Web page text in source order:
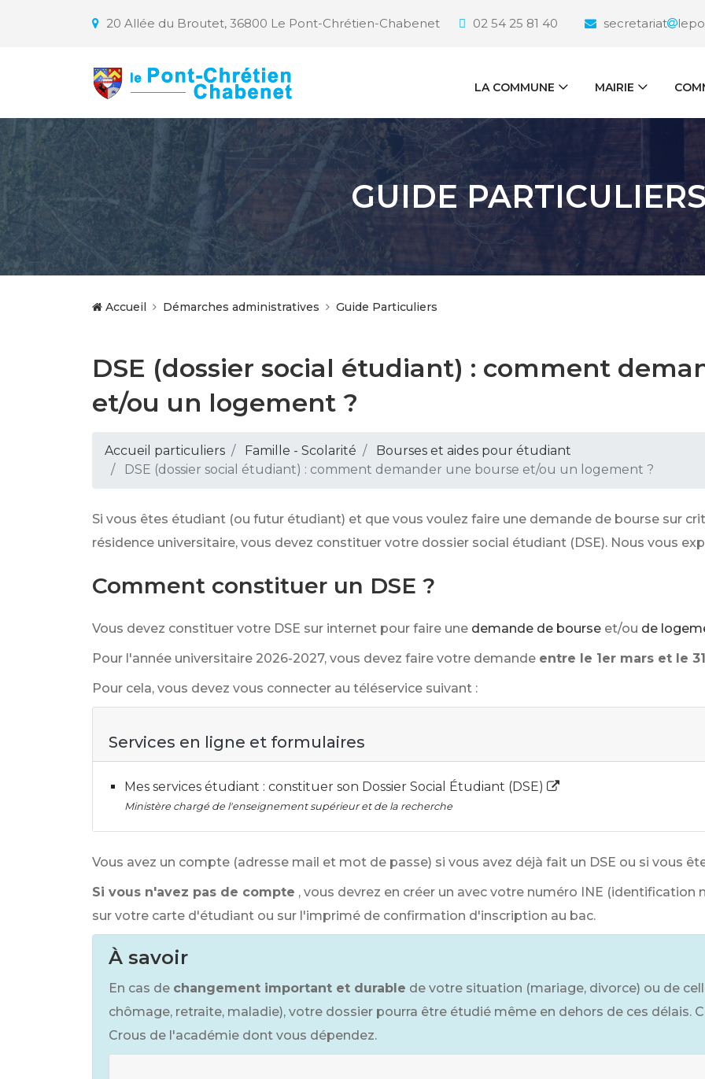
20 Allée du Broutet, 36800 Le Pont-Chrétien-Chabenet 02 54 25 81 40 secretariat
LA COMMUNE MAIRIE
GUIDE PARTICULIERS
Accueil Démarches administratives Guide Particuliers
DSE (dossier social étudiant) : comment
et/ou un logement ?
Accueil particuliers Famille - Scolarité
Bourses et aides pour étudiant
DSE (dossier social étudiant) : comment demander une bourse et/ou un logement ?
Si vous êtes étudiant (ou futur étudiant) et que vous voulez faire une demande de bourse sur
résidence universitaire, vous devez constituer votre dossier social étudiant (DSE). Nous vous
Comment constituer un DSE ?
Vous devez constituer votre DSE sur internet pour faire une demande de bourse et/ou de
Pour l'année universitaire 2026-2027, vous devez faire votre demande entre le 1er mars et le
Pour cela, vous devez vous connecter au téléservice suivant :
Services en ligne et formulaires
Mes services étudiant : constituer son Dossier Social Étudiant (DSE)
Ministère chargé de l'enseignement supérieur et de la recherche
Vous avez un compte (adresse mail et mot de passe) si vous avez déjà fait un DSE ou si vous
Si vous n'avez pas de compte , vous devrez en créer un avec votre numéro INE
sur votre carte d'étudiant ou sur l'imprimé de confirmation d'inscription au bac.
À savoir
En cas de changement important et durable de votre situation (mariage, divorce) ou de
chômage, retraite, maladie), votre dossier pourra être étudié même en dehors de ces délais.
Crous de l'académie dont vous dépendez.